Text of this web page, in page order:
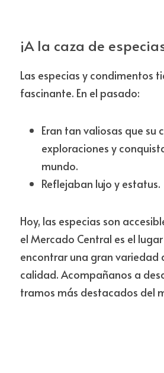
¡A la caza de
Las especias y condimentos
fascinante. En el pasado:
Eran tan valiosas que su
exploraciones y
mundo.
Reflejaban lujo y estatus.
Hoy, las especias son
el Mercado Central es el
encontrar una gran variedad
calidad. Acompañanos a
tramos más destacados del